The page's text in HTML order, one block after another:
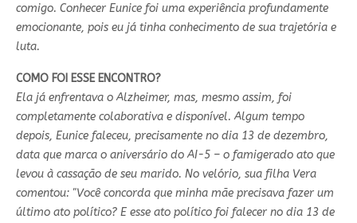
comigo. Conhecer Eunice foi uma experiência profundamente
emocionante, pois eu já tinha conhecimento de sua trajetória e
luta.
COMO FOI ESSE ENCONTRO?
Ela já enfrentava o Alzheimer, mas, mesmo assim, foi
completamente colaborativa e disponível. Algum tempo
depois, Eunice faleceu, precisamente no dia 13 de dezembro,
data que marca o aniversário do AI-5 – o famigerado ato que
levou à cassação de seu marido. No velório, sua filha Vera
comentou: "Você concorda que minha mãe precisava fazer um
último ato político? E esse ato político foi falecer no dia 13 de